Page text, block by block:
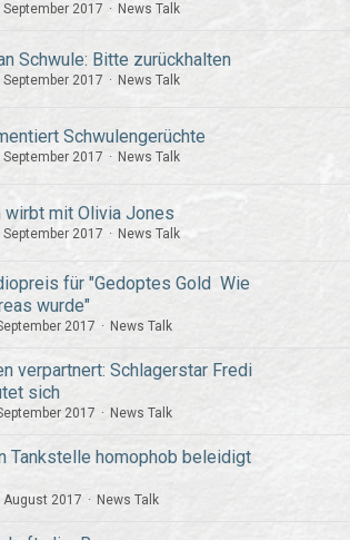
September 2017 News Talk
Schwule: Bitte zurückhalten
September 2017 News Talk
Schwulengerüchte
September 2017 News Talk
wirbt mit Olivia Jones
September 2017 News Talk
für "Gedoptes Gold  Wie
wurde"
2017 News Talk
verpartnert: Schlagerstar Fredi
sich
2017 News Talk
Tankstelle homophob beleidigt
August 2017 News Talk